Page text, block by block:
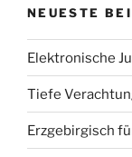
NEUESTE
Elektronische
Tiefe
Erzgebirgisch